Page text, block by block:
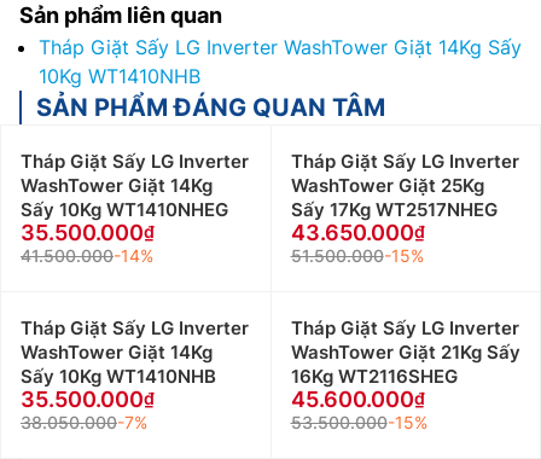
Sản phẩm liên quan
Tháp Giặt Sấy LG Inverter WashTower Giặt 14Kg Sấy
10Kg WT1410NHB
SẢN PHẨM ĐÁNG QUAN TÂM
Tháp Giặt Sấy LG Inverter
WashTower Giặt 14Kg
Sấy 10Kg WT1410NHEG
35.500.000
41.500.000-14%
Tháp Giặt Sấy LG Inverter
WashTower Giặt 25Kg
Sấy 17Kg WT2517NHEG
43.650.000
51.500.000-15%
Tháp Giặt Sấy LG Inverter
WashTower Giặt 14Kg
Sấy 10Kg WT1410NHB
35.500.000
38.050.000-7%
Tháp Giặt Sấy LG Inverter
WashTower Giặt 21Kg Sấy
16Kg WT2116SHEG
45.600.000
53.500.000-15%